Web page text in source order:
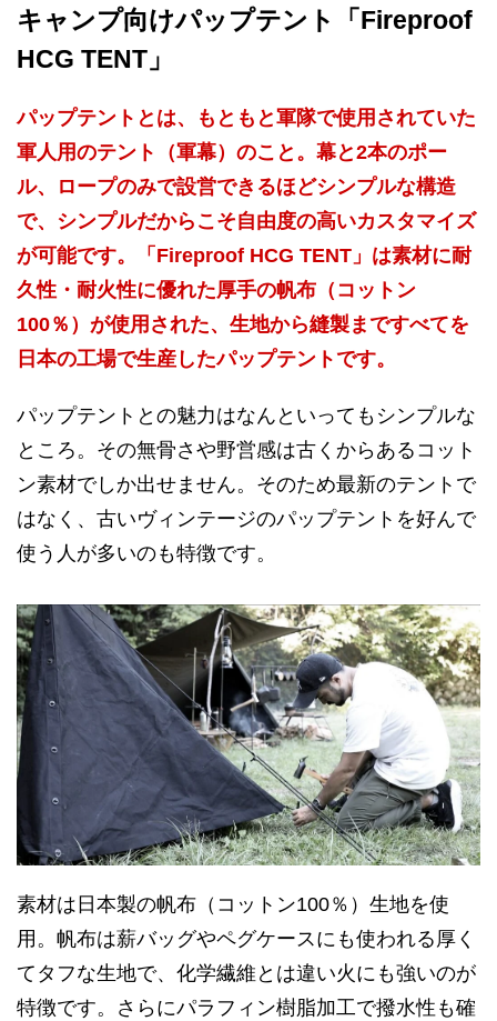
キャンプ向けパップテント「Fireproof
HCG TENT」
パップテントとは、もともと軍隊で使用されていた
軍人用のテント（軍幕）のこと。幕と2本のポー
ル、ロープのみで設営できるほどシンプルな構造
で、シンプルだからこそ自由度の高いカスタマイズ
が可能です。「Fireproof HCG TENT」は素材に耐
久性・耐火性に優れた厚手の帆布（コットン
100％）が使用された、生地から縫製まですべてを
日本の工場で生産したパップテントです。
パップテントとの魅力はなんといってもシンプルな
ところ。その無骨さや野営感は古くからあるコット
ン素材でしか出せません。そのため最新のテントで
はなく、古いヴィンテージのパップテントを好んで
使う人が多いのも特徴です。
素材は日本製の帆布（コットン100％）生地を使
用。帆布は薪バッグやペグケースにも使われる厚く
てタフな生地で、化学繊維とは違い火にも強いのが
特徴です。さらにパラフィン樹脂加工で撥水性も確